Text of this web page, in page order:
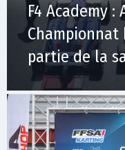
F4 Academy :
Championnat
partie de la